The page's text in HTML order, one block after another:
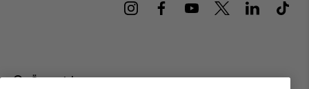
Österreich